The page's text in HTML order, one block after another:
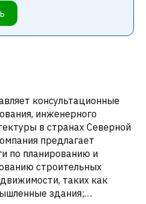
консультационные
инженерного
в странах Северной
предлагает
по планированию и
строительных
таких как
здания;